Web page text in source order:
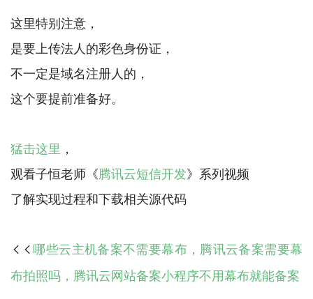
这里特别注意，
是要上传法人的彩色身份证，
不一定是域名注册人的，
这个要提前准备好。
猛击这里 ，
观看子恒老师《腾讯云短信开发》系列视频
 哪些云主机备案不需要幕布，腾讯云备案需要幕
布拍照吗，腾讯云网站备案小程序不用幕布就能备案